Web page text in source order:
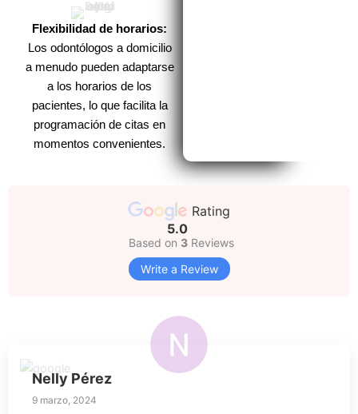
Flexibilidad de horarios:
Los odontólogos a domicilio
a menudo pueden adaptarse
a los horarios de los
pacientes, lo que facilita la
programación de citas en
momentos convenientes.
Rating
5.0
Based on 3Reviews
Write a Review
Nelly Pérez
9 marzo, 2024